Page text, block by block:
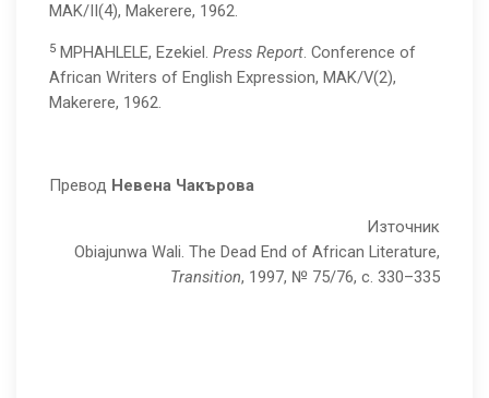
MAK/II(4), Makerere, 1962.
5 MPHAHLELE, Ezekiel. Press Report. Conference of
African Writers of English Expression, MAK/V(2),
Makerere, 1962.
Превод Невена Чакърова
Източник
Obiajunwa Wali. The Dead End of African Literature,
Transition, 1997, № 75/76, с. 330–335